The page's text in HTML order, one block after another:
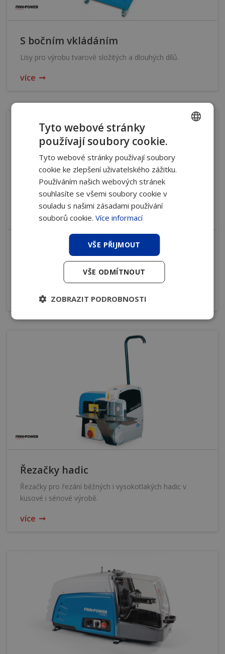
S bočním vkládáním
Lisy pro výrobu tvarově složitých a dlouhých dílů.
více
Na kabely a matice
Lisy pro zalisovávání koncovek kabelů a převlečných
matic na koncovky.
Řezačky hadic
Řezačky pro řezání běžných i vysokotlakých hadic v
kusové i sériové výrobě.
více
SLOVAK
Tyto webové stránky
používají soubory cookie.
Tyto webové stránky používají soubory
cookie ke zlepšení uživatelského zážitku.
Používáním našich webových stránek
souhlasíte se všemi soubory cookie v
souladu s našimi zásadami používání
souborů cookie. Více informací
VŠE PŘIJMOUT
VŠE ODMÍTNOUT
ZOBRAZIT PODROBNOSTI